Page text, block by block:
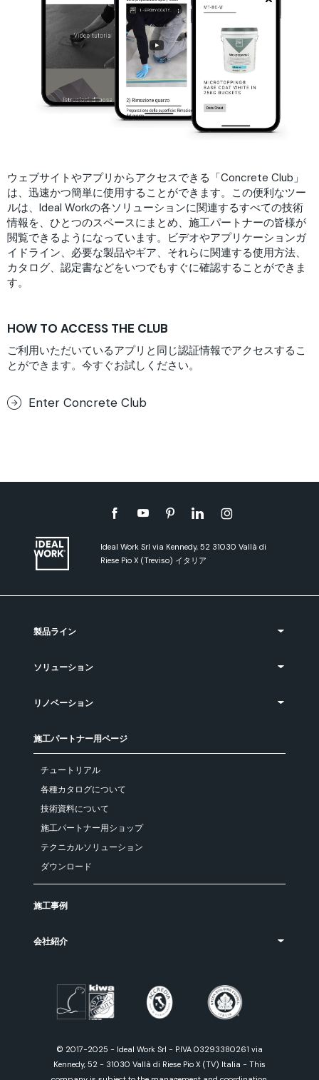
ウェブサイトやアプリからアクセスできる「Concrete Club」
は、迅速かつ簡単に使用することができます。この便利なツー
ルは、Ideal Workの各ソリューションに関連するすべての技術
情報を、ひとつのスペースにまとめ、施工パートナーの皆様が
閲覧できるようになっています。ビデオやアプリケーションガ
イドライン、必要な製品やギア、それらに関連する使用方法、
カタログ、認定書などをいつでもすぐに確認することができま
す。
HOW TO ACCESS THE CLUB
ご利用いただいているアプリと同じ認証情報でアクセスするこ
とができます。今すぐお試しください。
Enter Concrete Club
Ideal Work Srl via Kennedy, 52 31030 Vallà di
Riese Pio X (Treviso) イタリア
製品ライン
ソリューション
リノベーション
施工パートナー用ページ
チュートリアル
各種カタログについて
技術資料について
施工パートナー用ショップ
テクニカルソリューション
ダウンロード
施工事例
会社紹介
© 2017-2025 - Ideal Work Srl - P.IVA 03293380261 via
Kennedy, 52 - 31030 Vallà di Riese Pio X (TV) Italia - This